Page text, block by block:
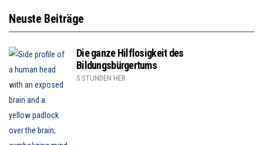
Neuste Beiträge
Die ganze Hilflosigkeit des
Bildungsbürgertums
5 STUNDEN HER